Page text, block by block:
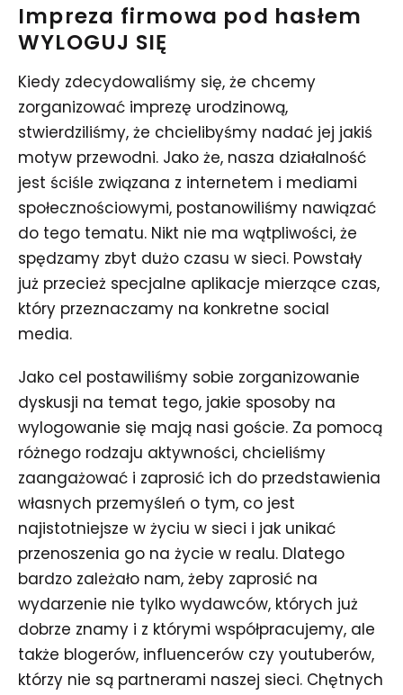
Impreza firmowa pod hasłem
WYLOGUJ SIĘ
Kiedy zdecydowaliśmy się, że chcemy
zorganizować imprezę urodzinową,
stwierdziliśmy, że chcielibyśmy nadać jej jakiś
motyw przewodni. Jako że, nasza działalność
jest ściśle związana z internetem i mediami
społecznościowymi, postanowiliśmy nawiązać
do tego tematu. Nikt nie ma wątpliwości, że
spędzamy zbyt dużo czasu w sieci. Powstały
już przecież specjalne aplikacje mierzące czas,
który przeznaczamy na konkretne social
media.
Jako cel postawiliśmy sobie zorganizowanie
dyskusji na temat tego, jakie sposoby na
wylogowanie się mają nasi goście. Za pomocą
różnego rodzaju aktywności, chcieliśmy
zaangażować i zaprosić ich do przedstawienia
własnych przemyśleń o tym, co jest
najistotniejsze w życiu w sieci i jak unikać
przenoszenia go na życie w realu. Dlatego
bardzo zależało nam, żeby zaprosić na
wydarzenie nie tylko wydawców, których już
dobrze znamy i z którymi współpracujemy, ale
także blogerów, influencerów czy youtuberów,
którzy nie są partnerami naszej sieci. Chętnych